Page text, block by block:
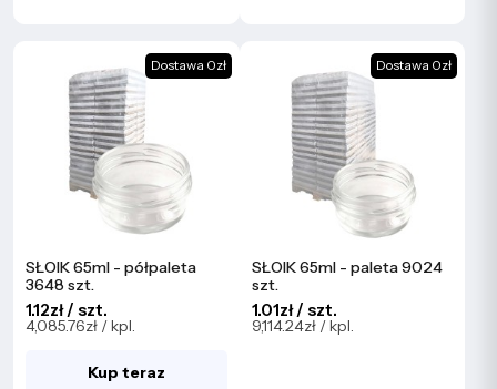
Dostawa 0zł
SŁOIK 65ml - półpaleta
3648 szt.
1.12zł / szt.
4,085.76zł / kpl.
Kup teraz
Dostawa 0zł
SŁOIK 65ml - paleta 9024
szt.
1.01zł / szt.
9,114.24zł / kpl.